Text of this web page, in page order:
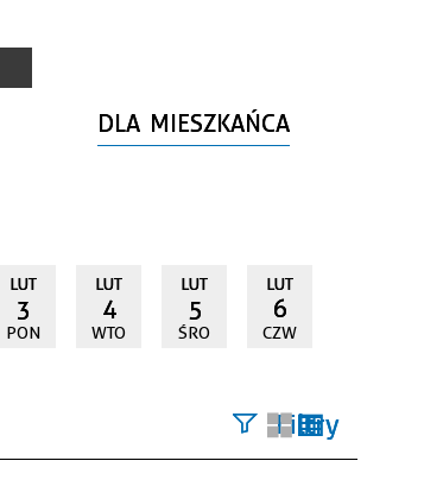
DLA MIESZKAŃCA
LUT
3
PON
LUT
4
WTO
LUT
5
ŚRO
LUT
6
CZW
Filtry